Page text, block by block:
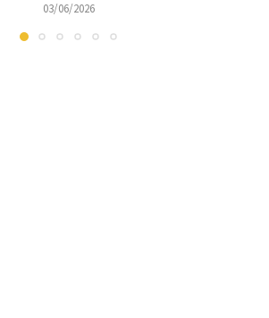
03/06/2026